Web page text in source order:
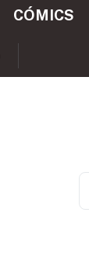
CÓMICS